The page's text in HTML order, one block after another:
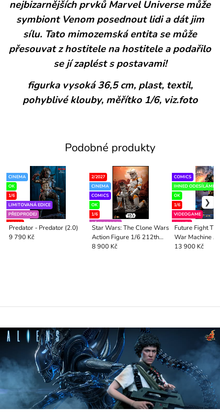
nejbizarnějších prvků Marvel Universe může
symbiont Venom posednout lidi a dát jim
sílu. Tato mimozemská entita se může
přesouvat z hostitele na hostitele a podařilo
se jí zaplést s postavami!
figurka vysoká 36,5 cm, plast, textil,
pohyblivé klouby, měřítko 1/6, viz.foto
Podobné produkty
Predator - Predator (2.0)
CINEMA
OK
1/6
LIMITOVANÁ EDICE
PŘEDPRODEJ
9/2026
9 790 Kč
Star Wars: The Clone Wars
Action Figure 1/6 212th
Attack Battalion Clone
2/2027
CINEMA
COMICS
OK
1/6
PŘEDPRODEJ
8 900 Kč
Future Fight
War Machine
COMICS
IHNED ODESÍLÁME
OK
1/6
VIDEOGAME
VAULT !
13 900 Kč